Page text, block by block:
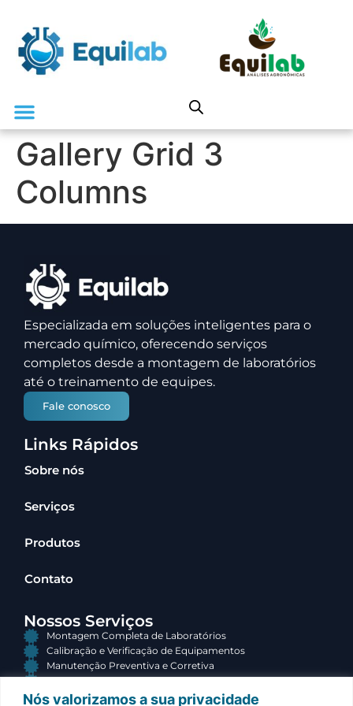
Nós valorizamos a sua privacidade
Gallery Grid 3
Columns
Especializada em soluções inteligentes para o
mercado químico, oferecendo serviços
completos desde a montagem de laboratórios
até o treinamento de equipes.
Fale conosco
Links Rápidos
Sobre nós
Serviços
Produtos
Contato
Nossos Serviços
Montagem Completa de Laboratórios
Calibração e Verificação de Equipamentos
Manutenção Preventiva e Corretiva
Consultoria e Terceirização